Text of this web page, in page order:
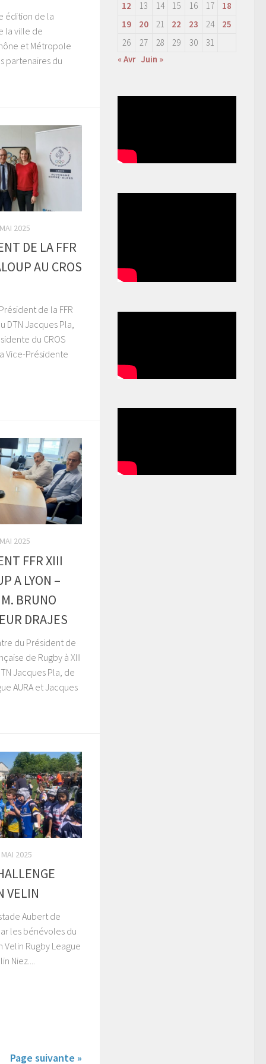
édition de la
la ville de
et Métropole
partenaires du
2025
DE LA FFR
AU CROS
de la FFR
DTN Jacques Pla,
du CROS
Vice-Présidente
2025
FFR XIII
A LYON –
BRUNO
DRAJES
du Président de
de Rugby à XIII
Jacques Pla, de
AURA et Jacques
2025
VELIN
Aubert de
les bénévoles du
Velin Rugby League
Niez....
Page suivante »
12
13 14 15 16 17
18
19
20 21 22 23 24
25
26
27 28 29 30
31
« Avr Juin »